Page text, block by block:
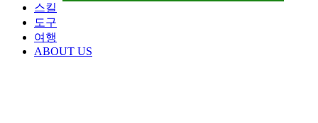
스킬
도구
여행
ABOUT US